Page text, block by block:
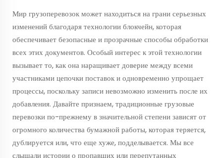
Мир грузоперевозок может находиться на грани серьезных
изменений благодаря технологии блокчейн, которая
обеспечивает безопасные и прозрачные способы обработки
всех этих документов. Особый интерес к этой технологии
вызывает то, как она наращивает доверие между всеми
участниками цепочки поставок и одновременно упрощает
процессы, поскольку записи невозможно изменить после их
добавления. Давайте признаем, традиционные грузовые
перевозки по-прежнему в значительной степени зависят от
огромного количества бумажной работы, которая теряется,
дублируется или, что еще хуже, подделывается. Мы все
слышали истории о пропавших или перепутанных